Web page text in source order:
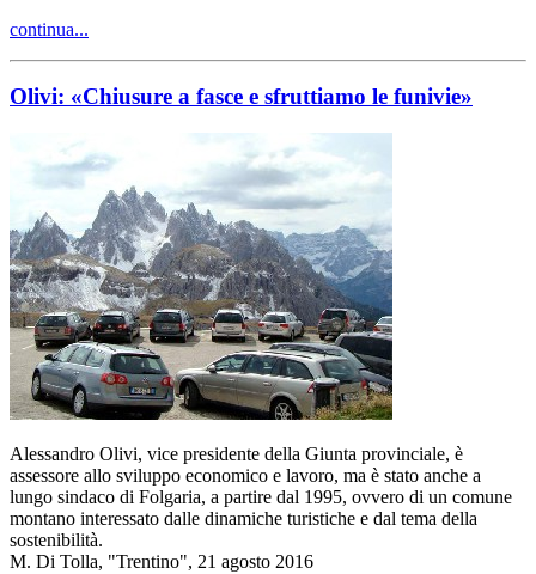
continua...
Olivi: «Chiusure a fasce e sfruttiamo le funivie»
Alessandro Olivi, vice presidente della Giunta provinciale, è
assessore allo sviluppo economico e lavoro, ma è stato anche a
lungo sindaco di Folgaria, a partire dal 1995, ovvero di un comune
montano interessato dalle dinamiche turistiche e dal tema della
sostenibilità.
M. Di Tolla, "Trentino", 21 agosto 2016